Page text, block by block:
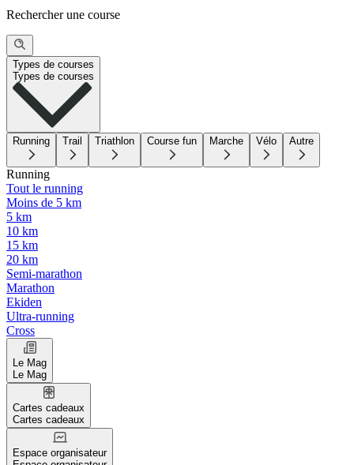
Rechercher une course
Types de courses
Types de courses
Running Trail Triathlon Course fun Marche Vélo Autre
Running
Tout le running
Moins de 5 km
5 km
10 km
15 km
20 km
Semi-marathon
Marathon
Ekiden
Ultra-running
Cross
Le Mag
Le Mag
Cartes cadeaux
Cartes cadeaux
Espace organisateur